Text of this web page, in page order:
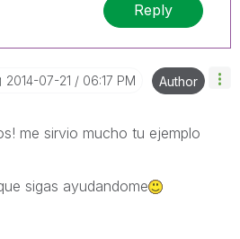
Reply
‎2014-07-21 06:17 PM Author
me sirvio mucho tu ejemplo
sigas ayudandome